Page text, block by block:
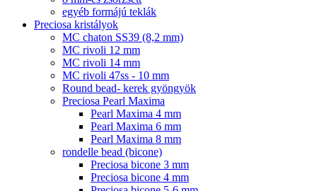
egyéb formájú teklák
Preciosa kristályok
MC chaton SS39 (8,2 mm)
MC rivoli 12 mm
MC rivoli 14 mm
MC rivoli 47ss - 10 mm
Round bead- kerek gyöngyök
Preciosa Pearl Maxima
Pearl Maxima 4 mm
Pearl Maxima 6 mm
Pearl Maxima 8 mm
rondelle bead (bicone)
Preciosa bicone 3 mm
Preciosa bicone 4 mm